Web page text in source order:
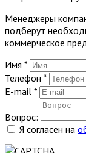
Менеджеры
подберут
коммерческое
Имя *
Телефон *
E-mail *
Вопрос:
Я согласен на